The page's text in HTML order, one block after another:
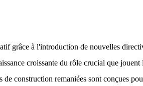
grâce à l'introduction de nouvelles
croissante du rôle crucial que
construction remaniées sont conçues